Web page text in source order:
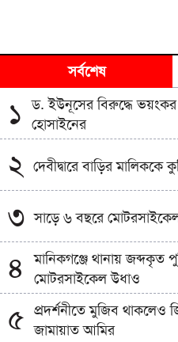
সর্বশেষ
১ ড. ইউনূসের বিরুদ্ধে
হোসাইনের
২ দেবীদ্বারে বাড়ির মালিককে
৩ সাড়ে ৬ বছরে
৪
মানিকগঞ্জে থানায় জব্দকৃত
মোটরসাইকেল উধাও
৫ প্রদর্শনীতে মুজিব থাকলেও
জামায়াত আমির